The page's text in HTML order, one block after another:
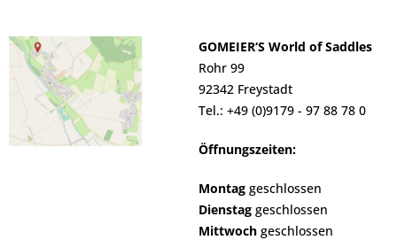
GOMEIER‘S World of Saddles
Rohr 99
92342 Freystadt
Tel.: +49 (0)9179 - 97 88 78 0
Öffnungszeiten:
Montag geschlossen
Dienstag geschlossen
Mittwoch geschlossen